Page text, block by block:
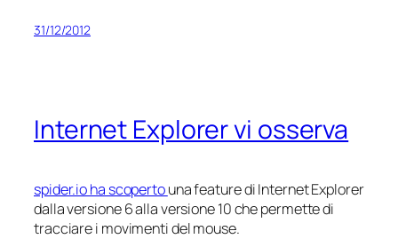
31/12/2012
Internet Explorer vi osserva
spider.io ha scopertounafeaturedi Internet Explorer
dalla versione 6 alla versione 10 che permette di
tracciare i movimenti del mouse.